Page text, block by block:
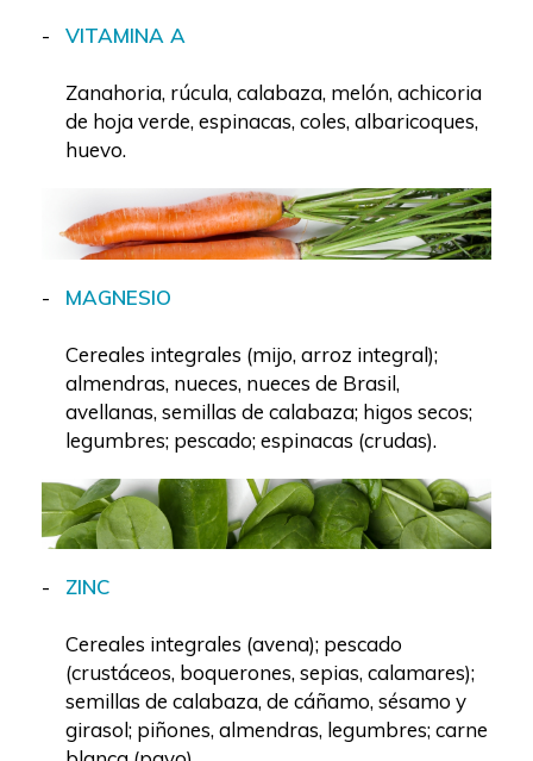
VITAMINA A
Zanahoria, rúcula, calabaza, melón, achicoria
de hoja verde, espinacas, coles, albaricoques,
huevo.
MAGNESIO
Cereales integrales (mijo, arroz integral);
almendras, nueces, nueces de Brasil,
avellanas, semillas de calabaza; higos secos;
legumbres; pescado; espinacas (crudas).
ZINC
Cereales integrales (avena); pescado
(crustáceos, boquerones, sepias, calamares);
semillas de calabaza, de cáñamo, sésamo y
girasol; piñones, almendras, legumbres; carne